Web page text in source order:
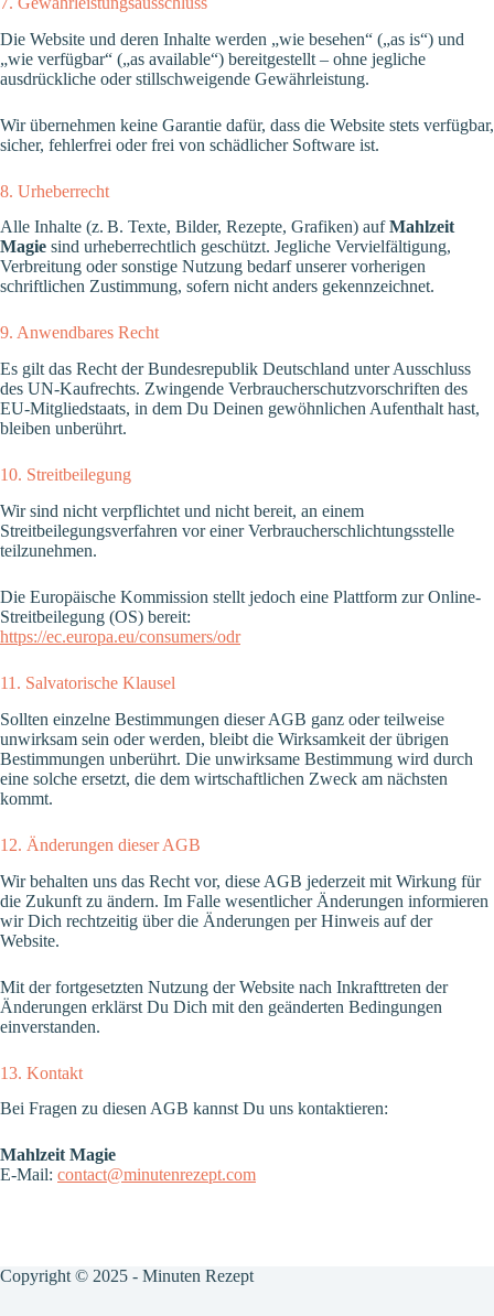
Die Website und deren Inhalte werden „wie besehen“ („as is“) und
„wie verfügbar“ („as available“) bereitgestellt – ohne jegliche
ausdrückliche oder stillschweigende Gewährleistung.
Wir übernehmen keine Garantie dafür, dass die Website stets verfügbar,
sicher, fehlerfrei oder frei von schädlicher Software ist.
8. Urheberrecht
Alle Inhalte (z. B. Texte, Bilder, Rezepte, Grafiken) aufMahlzeit
Magie sind urheberrechtlich geschützt. Jegliche Vervielfältigung,
Verbreitung oder sonstige Nutzung bedarf unserer vorherigen
schriftlichen Zustimmung, sofern nicht anders gekennzeichnet.
9. Anwendbares Recht
Es gilt das Recht der Bundesrepublik Deutschland unter Ausschluss
des UN-Kaufrechts. Zwingende Verbraucherschutzvorschriften des
EU-Mitgliedstaats, in dem Du Deinen gewöhnlichen Aufenthalt hast,
bleiben unberührt.
10. Streitbeilegung
Wir sind nicht verpflichtet und nicht bereit, an einem
Streitbeilegungsverfahren vor einer Verbraucherschlichtungsstelle
teilzunehmen.
Die Europäische Kommission stellt jedoch eine Plattform zur Online-
Streitbeilegung (OS) bereit:
https://ec.europa.eu/consumers/odr
11. Salvatorische Klausel
Sollten einzelne Bestimmungen dieser AGB ganz oder teilweise
unwirksam sein oder werden, bleibt die Wirksamkeit der übrigen
Bestimmungen unberührt. Die unwirksame Bestimmung wird durch
eine solche ersetzt, die dem wirtschaftlichen Zweck am nächsten
kommt.
12. Änderungen dieser AGB
Wir behalten uns das Recht vor, diese AGB jederzeit mit Wirkung für
die Zukunft zu ändern. Im Falle wesentlicher Änderungen informieren
wir Dich rechtzeitig über die Änderungen per Hinweis auf der
Website.
Mit der fortgesetzten Nutzung der Website nach Inkrafttreten der
Änderungen erklärst Du Dich mit den geänderten Bedingungen
einverstanden.
13. Kontakt
Bei Fragen zu diesen AGB kannst Du uns kontaktieren:
Mahlzeit Magie
E-Mail: contact@minutenrezept.com
Copyright © 2025 - Minuten Rezept